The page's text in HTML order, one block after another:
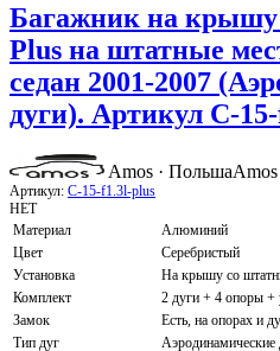
Багажник на крышу
Plus на штатные
седан 2001-2007
дуги). Артикул C-
Amos · Польша
Артикул: C-15-f1.3l-plus
НЕТ
Материал
Алюминий
Цвет
Серебристый
Установка
На крышу со
Комплект
2 дуги + 4 опоры +
Замок
Есть, на опорах и
Тип дуг
Аэродинамические